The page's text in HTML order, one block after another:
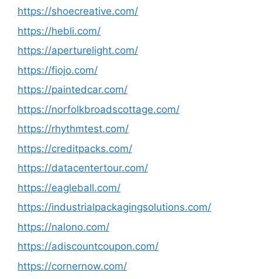
https://shoecreative.com/
https://hebli.com/
https://aperturelight.com/
https://fiojo.com/
https://paintedcar.com/
https://norfolkbroadscottage.com/
https://rhythmtest.com/
https://creditpacks.com/
https://datacentertour.com/
https://eagleball.com/
https://industrialpackagingsolutions.com/
https://nalono.com/
https://adiscountcoupon.com/
https://cornernow.com/